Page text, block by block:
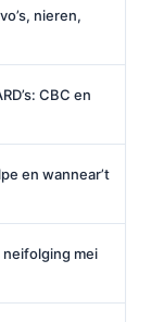
nieren,
CBC en
en wannear’t
neifolging mei